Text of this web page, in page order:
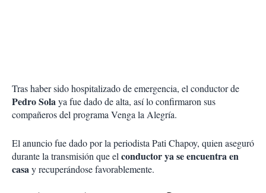
Tras haber sido hospitalizado de emergencia, el conductor de
Pedro Solaya fue dado de alta, así lo confirmaron sus
compañeros del programa Venga la Alegría.
El anuncio fue dado por la periodista Pati Chapoy, quien aseguró
durante la transmisión que elconductor ya se encuentra en
casay recuperándose favorablemente.